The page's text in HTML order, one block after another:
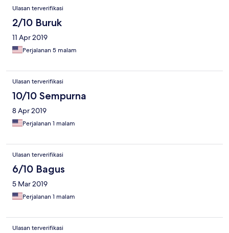
Ulasan terverifikasi
2/10 Buruk
11 Apr 2019
Perjalanan 5 malam
Ulasan terverifikasi
10/10 Sempurna
8 Apr 2019
Perjalanan 1 malam
Ulasan terverifikasi
6/10 Bagus
5 Mar 2019
Perjalanan 1 malam
Ulasan terverifikasi